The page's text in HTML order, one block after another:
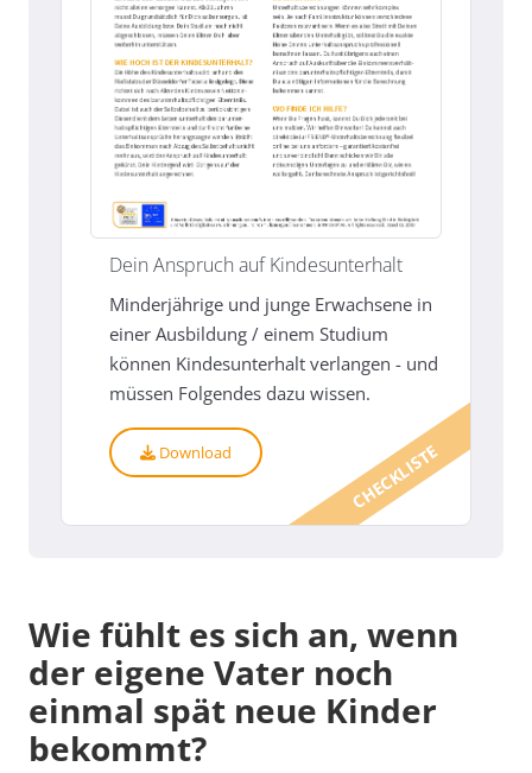
CHECKLISTE
Dein Anspruch auf Kindesunterhalt
Minderjährige und junge Erwachsene in
einer Ausbildung / einem Studium
können Kindesunterhalt verlangen - und
müssen Folgendes dazu wissen.
Download
Wie fühlt es sich an, wenn
der eigene Vater noch
einmal spät neue Kinder
bekommt?